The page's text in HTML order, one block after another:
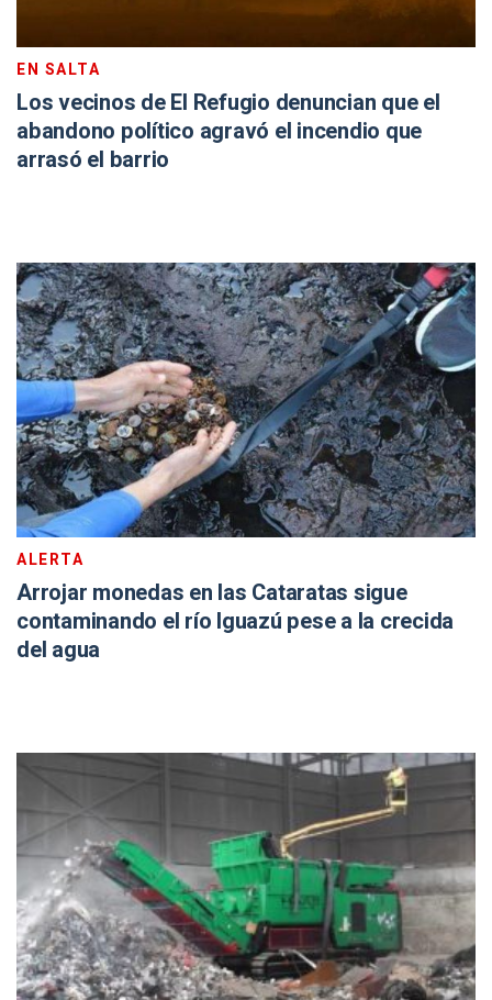
EN SALTA
Los vecinos de El Refugio denuncian que el
abandono político agravó el incendio que
arrasó el barrio
ALERTA
Arrojar monedas en las Cataratas sigue
contaminando el río Iguazú pese a la crecida
del agua